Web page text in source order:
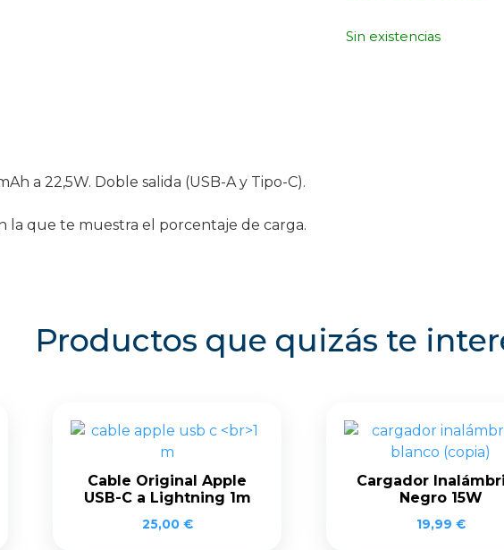
Sin existencias
a 22,5W. Doble salida (USB-A y Tipo-C).
la que te muestra el porcentaje de carga.
Productos que quizás te
Cable Original Apple
USB-C a Lightning 1m
25,00 €
Cargador
Negro 15W
19,99 €